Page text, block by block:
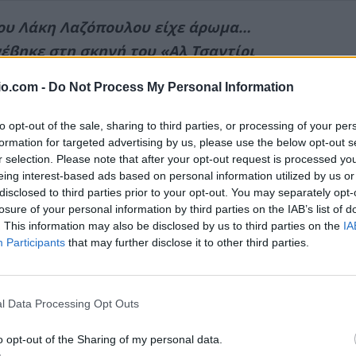
- Do Not Process My Personal Information
opt-out of the sale, sharing to third parties, or processing of your
for targeted advertising by us, please use the below opt-out
selection. Please note that after your opt-out request is processed
interest-based ads based on personal information utilized by us
to third parties prior to your opt-out. You may separately
of your personal information by third parties on the IAB’s list of
This information may also be disclosed by us to third parties on the
Participants that may further disclose it to other third parties.
Data Processing Opt Outs
opt-out of the Sharing of my personal data.
Λάκη Λαζόπουλου είχε άρωμα…
στη σκηνή του «Αλ Τσαντίρι
στιγμές στους τηλεθεατές του
ΔΙΑΦΗΜΙΣΗ